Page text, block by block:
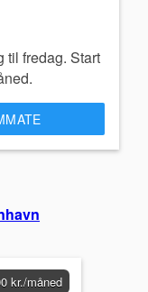
til fredag. Start
kr./måned